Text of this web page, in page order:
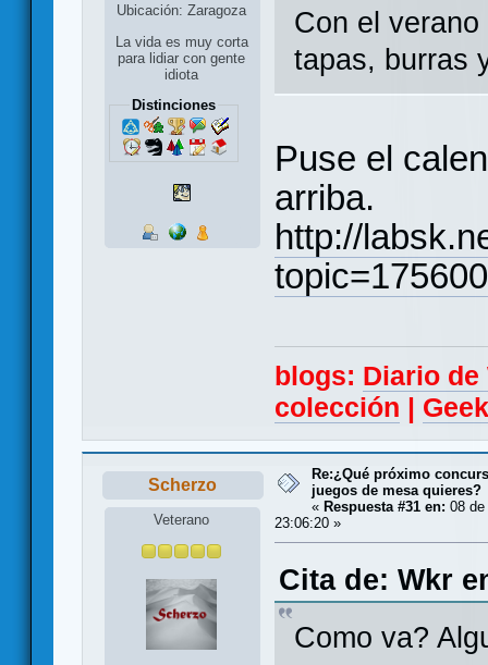
Ubicación: Zaragoza
La vida es muy corta
para lidiar con gente
idiota
Distinciones
Con el
tapas, burras
Puse el
arriba.
http://
blogs: Diario
colección
Scherzo
Veterano
Re:¿Qué próximo
juegos de mesa quieres?
« Respuesta #31 en: 08
23:06:20 »
Cita de: Wkr
Como va?